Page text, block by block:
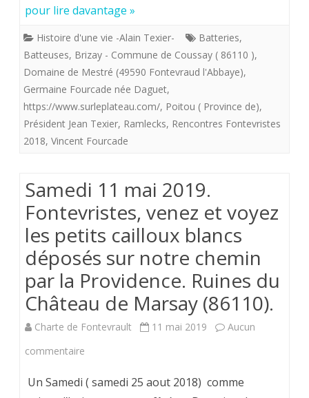
Brizay
déposés
chemin
par
pour lire davantage »
Histoire d'une vie -Alain Texier- Batteries,
Batteuses, Brizay - Commune de Coussay ( 86110 ),
Domaine de Mestré (49590 Fontevraud l'Abbaye),
Germaine Fourcade née Daguet,
https://www.surleplateau.com/, Poitou ( Province de),
Président Jean Texier, Ramlecks, Rencontres Fontevristes
2018, Vincent Fourcade
Samedi 11 mai 2019.
Fontevristes, venez et voyez
les petits cailloux blancs
déposés sur notre chemin
par la Providence. Ruines du
Château de Marsay (86110).
Charte de Fontevrault 11 mai 2019
Aucun
commentaire
Un Samedi ( samedi 25 aout 2018) comme